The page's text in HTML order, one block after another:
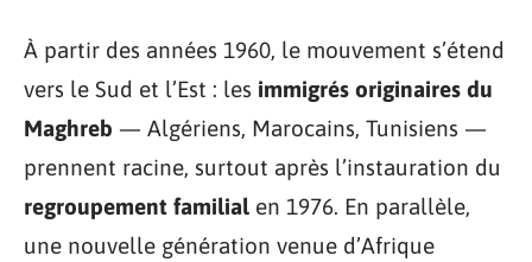
À partir des années 1960, le mouvement s’étend
vers le Sud et l’Est : les immigrés originaires du
Maghreb — Algériens, Marocains, Tunisiens —
prennent racine, surtout après l’instauration du
regroupement familial en 1976. En parallèle,
une nouvelle génération venue d’Afrique